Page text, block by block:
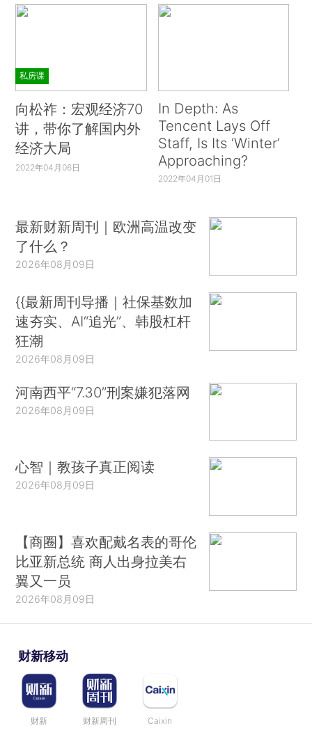
私房课
向松祚：宏观经济70
讲，带你了解国内外
经济大局
2022年04月06日
In Depth: As
Tencent Lays Off
Staff, Is Its ‘Winter’
Approaching?
2022年04月01日
最新财新周刊｜欧洲高温改变
了什么？
2026年08月09日
{{最新周刊导播｜社保基数加
速夯实、AI“追光”、韩股杠杆
狂潮
2026年08月09日
河南西平“7.30”刑案嫌犯落网
2026年08月09日
心智｜教孩子真正阅读
2026年08月09日
【商圈】喜欢配戴名表的哥伦
比亚新总统 商人出身拉美右
翼又一员
2026年08月09日
财新移动
财新 财新周刊 Caixin